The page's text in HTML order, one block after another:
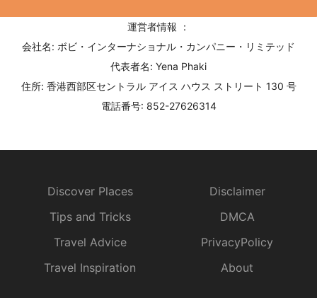
運営者情報 ：
会社名: ボビ・インターナショナル・カンパニー・リミテッド
代表者名: Yena Phaki
住所: 香港西部区セントラル アイス ハウス ストリート 130 号
電話番号: 852-27626314
Discover Places
Tips and Tricks
Travel Advice
Travel Inspiration
Disclaimer
DMCA
PrivacyPolicy
About